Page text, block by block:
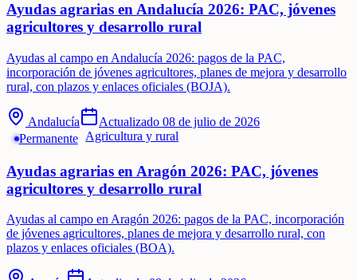
Ayudas agrarias en Andalucía 2026: PAC, jóvenes
agricultores y desarrollo rural
Ayudas al campo en Andalucía 2026: pagos de la PAC,
incorporación de jóvenes agricultores, planes de mejora y desarrollo
rural, con plazos y enlaces oficiales (BOJA).
Andalucía Actualizado 08 de julio de 2026
Permanente Agricultura y rural
Ayudas agrarias en Aragón 2026: PAC, jóvenes
agricultores y desarrollo rural
Ayudas al campo en Aragón 2026: pagos de la PAC, incorporación
de jóvenes agricultores, planes de mejora y desarrollo rural, con
plazos y enlaces oficiales (BOA).